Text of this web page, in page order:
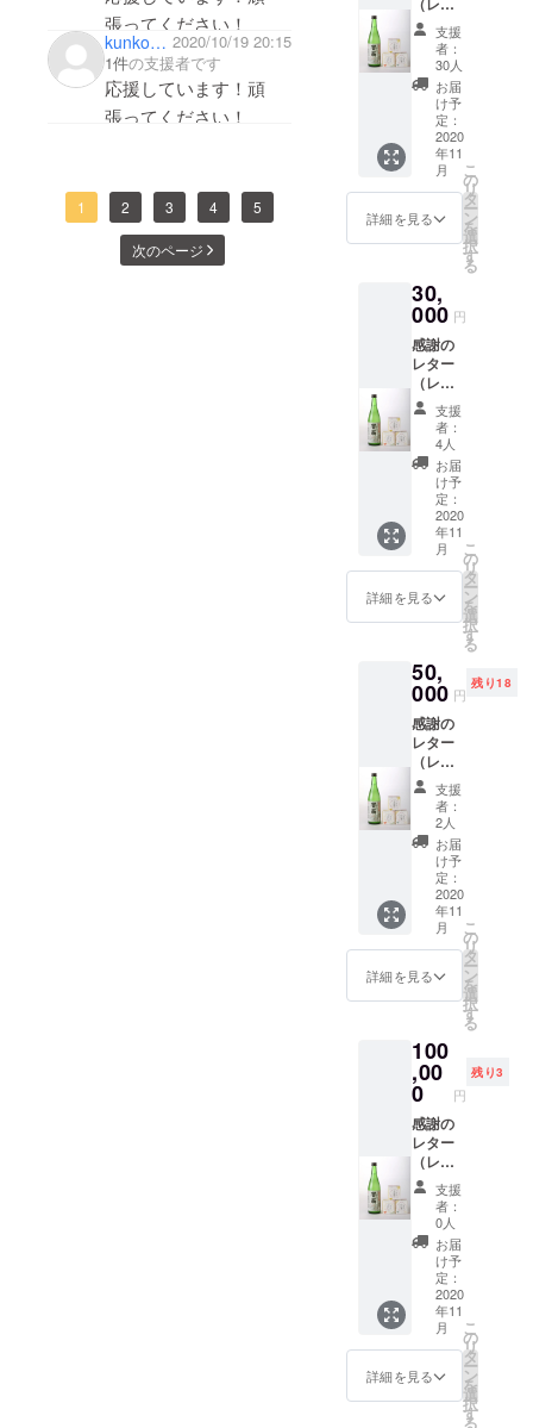
張ってください！
kunkokuno 2020/10/19 20:15
1件の支援者です
応援しています！頑
張ってください！
1 2 3 4 5
次のページ
醸 丹州
山田錦
720ml
」をプ
レゼン
ト！）
「山田
錦のお
米と山
田錦の
お酒」
１セッ
ターに
はお米
の人気
投票と
感想が
書ける
QRコー
ド有
り、ご
回答し
ていた
だいた
抽選で
５名様
に新酒
の「富
翁 純米
吟醸 丹
州山田
720ml
」をプ
レゼン
ト！)
「山田
錦のお
米と山
田錦の
お酒」
米３：
山田錦
コシヒ
カリ1
個、京
の輝き1
個 限
定：富
翁甚吉
(720ml
用）1
支援
者：
30人
お届
け予
定：
2020
年11
月
詳細を見る
こ
の
リ
タ
ー
ン
を
選
択
す
る
30,
000 円
感謝の
レター
（レ
ターに
はお米
の人気
投票と
感想が
書ける
QRコー
ド有
り、回
答して
いただ
いた方
選で５
名様に
新酒
「富翁
純米吟
醸 丹州
山田錦
720ml
」をプ
レゼン
ト！
「山田
錦のお
米と山
田錦の
お酒」3
セット
(720ml
用）3
支援
者：
4人
お届
け予
定：
2020
年11
月
詳細を見る
こ
の
リ
タ
ー
ン
を
選
択
す
る
50,
000 円
残り18
感謝の
レター
（レ
ターに
はお米
の人気
投票と
感想が
書ける
QRコー
ド有
り、回
答して
いただ
いた方
選で５
名様に
新酒の
「富翁
純米吟
醸 丹州
山田錦
720ml
」をプ
レゼン
ト！）
「山田
錦のお
米と山
田錦の
お酒」
３セッ
ト
CAMPF
IRE限定
支援
者：
2人
お届
け予
定：
2020
年11
月
詳細を見る
こ
の
リ
タ
ー
ン
を
選
択
す
る
100
,00
0 円
残り3
感謝の
レター
（レ
ターに
はお米
の人気
投票と
感想が
書ける
QRコー
ド有
り、回
答して
いただ
いた方
支援
者：
0人
お届
け予
定：
2020
年11
月
詳細を見る
こ
の
リ
タ
ー
ン
を
選
択
す
る